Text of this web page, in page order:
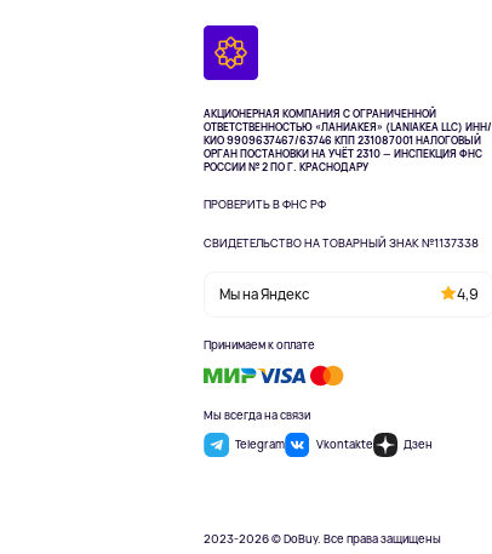
АКЦИОНЕРНАЯ КОМПАНИЯ С ОГРАНИЧЕННОЙ
ОТВЕТСТВЕННОСТЬЮ «ЛАНИАКЕЯ» (LANIAKEA LLC) ИНН/
КИО 9909637467/63746 КПП 231087001НАЛОГОВЫЙ
ОРГАН ПОСТАНОВКИ НА УЧЁТ 2310 — ИНСПЕКЦИЯ ФНС
РОССИИ № 2 ПО Г. КРАСНОДАРУ
ПРОВЕРИТЬ В ФНС РФ
СВИДЕТЕЛЬСТВО НА ТОВАРНЫЙ ЗНАК №1137338
Мы на Яндекс 4,9
Принимаем к оплате
Мы всегда на связи
Telegram
Vkontakte Дзен
2023-2026 © DoBuy. Все права защищены